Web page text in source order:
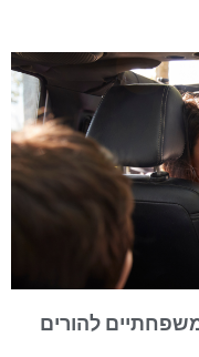
להורים